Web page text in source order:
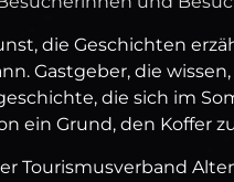
die Geschichten
Gastgeber, die
die sich im
ein Grund, den Koffer
Tourismusverband